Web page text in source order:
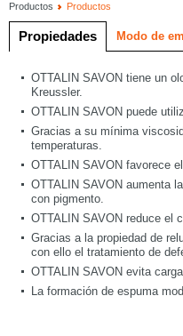
Productos Productos
Propiedades Modo de
OTTALIN SAVON tiene un
Kreussler.
OTTALIN SAVON puede
Gracias a su mínima
temperaturas.
OTTALIN SAVON favorece
OTTALIN SAVON aumenta
con pigmento.
OTTALIN SAVON reduce el
Gracias a la propiedad de
con ello el tratamiento de
OTTALIN SAVON evita
La formación de espuma